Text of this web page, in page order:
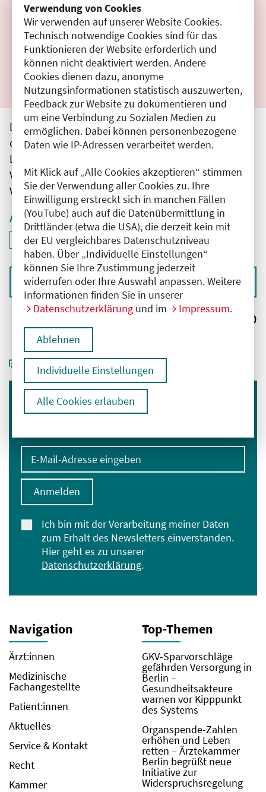
Verwendung von Cookies
Wir verwenden auf unserer Website Cookies.
Technisch notwendige Cookies sind für das
Funktionieren der Website erforderlich und
können nicht deaktiviert werden. Andere
Cookies dienen dazu, anonyme
Nutzungsinformationen statistisch auszuwerten,
Feedback zur Website zu dokumentieren und
um eine Verbindung zu Sozialen Medien zu
ermöglichen. Dabei können personenbezogene
Daten wie IP-Adressen verarbeitet werden.
Mit Klick auf „Alle Cookies akzeptieren“ stimmen
Sie der Verwendung aller Cookies zu. Ihre
Einwilligung erstreckt sich in manchen Fällen
(YouTube) auch auf die Datenübermittlung in
Drittländer (etwa die USA), die derzeit kein mit
der EU vergleichbares Datenschutzniveau
haben. Über „Individuelle Einstellungen“
können Sie Ihre Zustimmung jederzeit
widerrufen oder Ihre Auswahl anpassen. Weitere
Informationen finden Sie in unserer
Datenschutzerklärung und im Impressum.
Ablehnen
Individuelle Einstellungen
Alle Cookies erlauben
Filter zurücksetzen
Ergebnisse drucken
Die hier aufgeführten Veranstaltungen entsprechen
den unmittelbar vom Veranstalter getätigten Angaben.
Die Ärztekammer Berlin übernimmt keine
Verantwortung für den Inhalt, die Haftung obliegt dem
Veranstalter.
Aktive Filter
Filter
ID: ANT-2504518
deaktivieren und Suchergebnisse neu laden
Sortieren nach
Ergebnisse: 0
Immer informiert bleiben
E-Mail-Adresse eingeben
Ich bin mit der Verarbeitung meiner Daten
zum Erhalt des Newsletters einverstanden.
Hier geht es zu unserer
Datenschutzerklärung.
Anmelden
Navigation
Ärzt:innen
Medizinische
Fachangestellte
Patient:innen
Aktuelles
Service & Kontakt
Recht
Kammer
Top-Themen
GKV-Sparvorschläge
gefährden Versorgung in
Berlin –
Gesundheitsakteure
warnen vor Kipppunkt
des Systems
Organspende-Zahlen
erhöhen und Leben
retten – Ärztekammer
Berlin begrüßt neue
Initiative zur
Widerspruchsregelung